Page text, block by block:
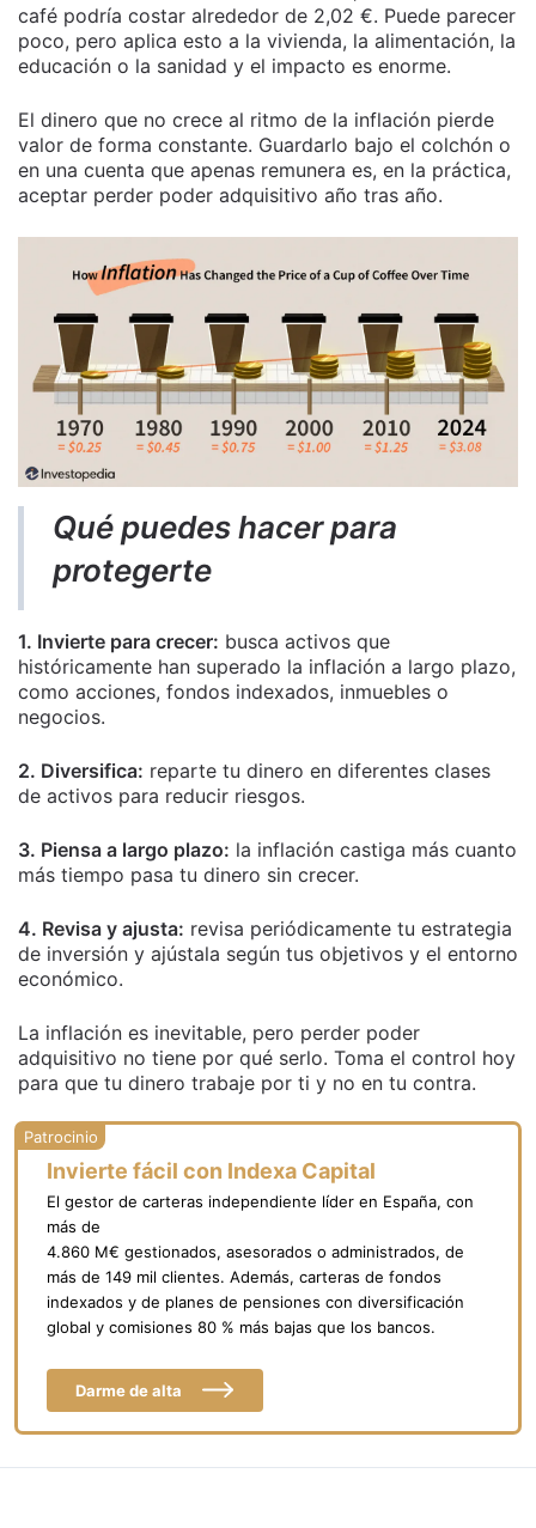
café podría costar alrededor de 2,02 €. Puede parecer
poco, pero aplica esto a la vivienda, la alimentación, la
educación o la sanidad y el impacto es enorme.
El dinero que no crece al ritmo de la inflación pierde
valor de forma constante. Guardarlo bajo el colchón o
en una cuenta que apenas remunera es, en la práctica,
aceptar perder poder adquisitivo año tras año.
Qué puedes hacer para
protegerte
1. Invierte para crecer: busca activos que
históricamente han superado la inflación a largo plazo,
como acciones, fondos indexados, inmuebles o
negocios.
2. Diversifica: reparte tu dinero en diferentes clases
de activos para reducir riesgos.
3. Piensa a largo plazo: la inflación castiga más cuanto
más tiempo pasa tu dinero sin crecer.
4. Revisa y ajusta: revisa periódicamente tu estrategia
de inversión y ajústala según tus objetivos y el entorno
económico.
La inflación es inevitable, pero perder poder
adquisitivo no tiene por qué serlo. Toma el control hoy
para que tu dinero trabaje por ti y no en tu contra.
Invierte fácil con Indexa Capital
El gestor de carteras independiente líder en España, con
más de
4.860 M€ gestionados, asesorados o administrados, de
más de 149 mil clientes. Además, carteras de fondos
indexados y de planes de pensiones con diversificación
global y comisiones 80 % más bajas que los bancos.
Darme de alta